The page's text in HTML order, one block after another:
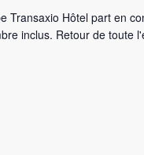
Transaxio Hôtel part en
inclus. Retour de toute